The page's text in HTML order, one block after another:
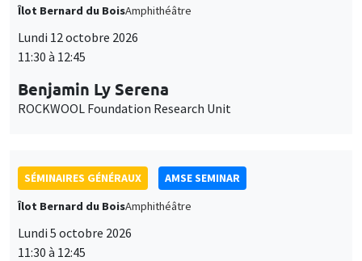
Îlot Bernard du BoisAmphithéâtre
Lundi 12 octobre 2026
11:30 à 12:45
Benjamin Ly Serena
ROCKWOOL Foundation Research Unit
SÉMINAIRES GÉNÉRAUX
AMSE SEMINAR
Îlot Bernard du BoisAmphithéâtre
Lundi 5 octobre 2026
11:30 à 12:45